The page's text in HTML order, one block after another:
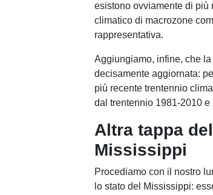
esistono ovviamente di più
climatico di macrozone
rappresentativa.
Aggiungiamo, infine, che
decisamente aggiornata:
più recente trentennio
dal trentennio 1981-2010
Altra tappa
Mississippi
Procediamo con il nostro
lo stato del Mississippi: